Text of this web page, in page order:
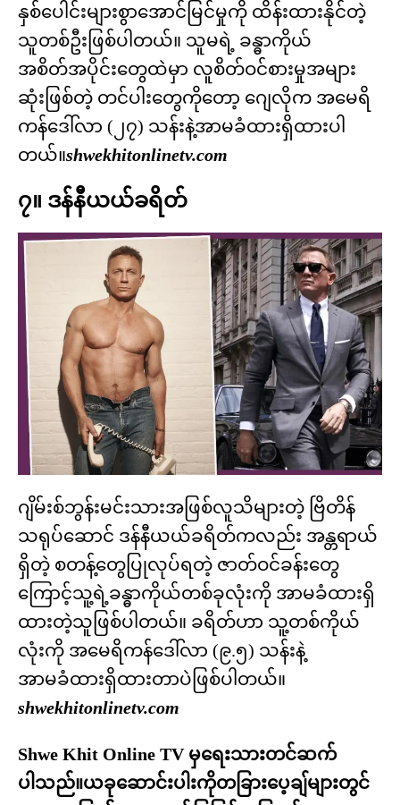
နှစ်ပေါင်းများစွာအောင်မြင်မှုကို ထိန်းထားနိုင်တဲ့
သူတစ်ဦးဖြစ်ပါတယ်။ သူမရဲ့ ခန္ဓာကိုယ်
အစိတ်အပိုင်းတွေထဲမှာ လူစိတ်ဝင်စားမှုအများ
ဆုံးဖြစ်တဲ့ တင်ပါးတွေကိုတော့ ဂျေလိုက အမေရိ
ကန်ဒေါ်လာ (၂၇) သန်းနဲ့အာမခံထားရှိထားပါ
တယ်။shwekhitonlinetv.com
၇။ ဒန်နီယယ်ခရိတ်
ဂျိမ်းစ်ဘွန်းမင်းသားအဖြစ်လူသိများတဲ့ ဗြိတိန်
သရုပ်ဆောင် ဒန်နီယယ်ခရိတ်ကလည်း အန္တရာယ်
ရှိတဲ့ စတန့်တွေပြုလုပ်ရတဲ့ ဇာတ်ဝင်ခန်းတွေ
ကြောင့်သူ့ရဲ့ခန္ဓာကိုယ်တစ်ခုလုံးကို အာမခံထားရှိ
ထားတဲ့သူဖြစ်ပါတယ်။ ခရိတ်ဟာ သူ့တစ်ကိုယ်
လုံးကို အမေရိကန်ဒေါ်လာ (၉.၅) သန်းနဲ့
အာမခံထားရှိထားတာပဲဖြစ်ပါတယ်။
shwekhitonlinetv.com
Shwe Khit Online TV မှရေးသားတင်ဆက်
ပါသည်။ယခုဆောင်းပါးကိုတခြားပေ့ချ်များတွင်